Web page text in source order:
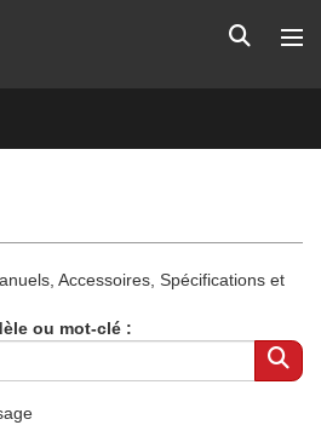
Accessoires, Spécifications et
ou mot-clé :